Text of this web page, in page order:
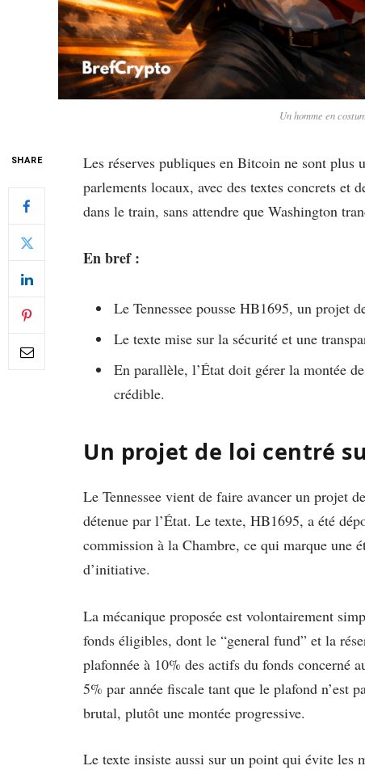
Un homme en
SHARE
Les réserves publiques en Bitcoin ne sont plus
parlements locaux, avec des textes concrets et
dans le train, sans attendre que Washington
En bref :
Le Tennessee pousse HB1695, un projet
Le texte mise sur la sécurité et une
En parallèle, l’État doit gérer la montée
crédible.
Un projet de loi centré
Le Tennessee vient de faire avancer un projet
détenue par l’État. Le texte, HB1695, a été
commission à la Chambre, ce qui marque une
d’initiative.
La mécanique proposée est volontairement
fonds éligibles, dont le “general fund” et la
plafonnée à 10% des actifs du fonds concerné
5% par année fiscale tant que le plafond n’est
brutal, plutôt une montée progressive.
Le texte insiste aussi sur un point qui évite les